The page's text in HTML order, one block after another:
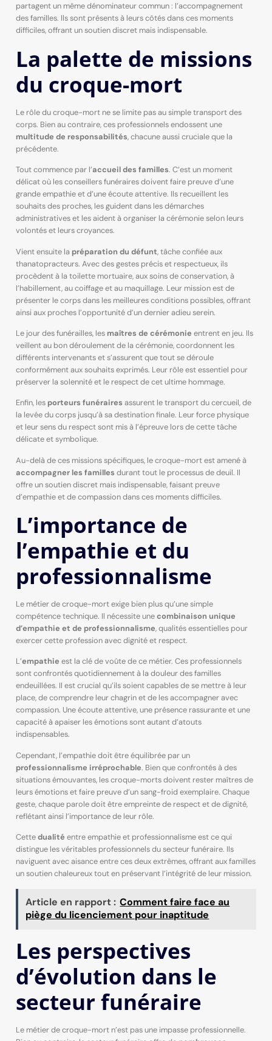
partagent un même dénominateur commun : l’accompagnement
des familles. Ils sont présents à leurs côtés dans ces moments
difficiles, offrant un soutien discret mais indispensable.
La palette de missions
du croque-mort
Le rôle du croque-mort ne se limite pas au simple transport des
corps. Bien au contraire, ces professionnels endossent une
multitude de responsabilités, chacune aussi cruciale que la
précédente.
Tout commence par l’accueil des familles. C’est un moment
délicat où les conseillers funéraires doivent faire preuve d’une
grande empathie et d’une écoute attentive. Ils recueillent les
souhaits des proches, les guident dans les démarches
administratives et les aident à organiser la cérémonie selon leurs
volontés et leurs croyances.
Vient ensuite la préparation du défunt, tâche confiée aux
thanatopracteurs. Avec des gestes précis et respectueux, ils
procèdent à la toilette mortuaire, aux soins de conservation, à
l’habillement, au coiffage et au maquillage. Leur mission est de
présenter le corps dans les meilleures conditions possibles, offrant
ainsi aux proches l’opportunité d’un dernier adieu serein.
Le jour des funérailles, les maîtres de cérémonie entrent en jeu. Ils
veillent au bon déroulement de la cérémonie, coordonnent les
différents intervenants et s’assurent que tout se déroule
conformément aux souhaits exprimés. Leur rôle est essentiel pour
préserver la solennité et le respect de cet ultime hommage.
Enfin, les porteurs funéraires assurent le transport du cercueil, de
la levée du corps jusqu’à sa destination finale. Leur force physique
et leur sens du respect sont mis à l’épreuve lors de cette tâche
délicate et symbolique.
Au-delà de ces missions spécifiques, le croque-mort est amené à
accompagner les familles durant tout le processus de deuil. Il
offre un soutien discret mais indispensable, faisant preuve
d’empathie et de compassion dans ces moments difficiles.
L’importance de
l’empathie et du
professionnalisme
Le métier de croque-mort exige bien plus qu’une simple
compétence technique. Il nécessite unecombinaison unique
d’empathie et de professionnalisme, qualités essentielles pour
exercer cette profession avec dignité et respect.
L’empathie est la clé de voûte de ce métier. Ces professionnels
sont confrontés quotidiennement à la douleur des familles
endeuillées. Il est crucial qu’ils soient capables de se mettre à leur
place, de comprendre leur chagrin et de les accompagner avec
compassion. Une écoute attentive, une présence rassurante et une
capacité à apaiser les émotions sont autant d’atouts
indispensables.
Cependant, l’empathie doit être équilibrée par un
professionnalisme irréprochable. Bien que confrontés à des
situations émouvantes, les croque-morts doivent rester maîtres de
leurs émotions et faire preuve d’un sang-froid exemplaire. Chaque
geste, chaque parole doit être empreinte de respect et de dignité,
reflétant ainsi l’importance de leur rôle.
Cettedualité entre empathie et professionnalisme est ce qui
distingue les véritables professionnels du secteur funéraire. Ils
naviguent avec aisance entre ces deux extrêmes, offrant aux familles
un soutien chaleureux tout en préservant l’intégrité de leur mission.
Article en rapport : Comment faire face au
piège du licenciement pour inaptitude
Les perspectives
d’évolution dans le
secteur funéraire
Le métier de croque-mort n’est pas une impasse professionnelle.